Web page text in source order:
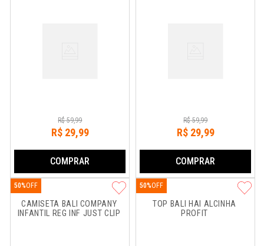
R$ 59,99
R$ 29,99
COMPRAR
R$ 59,99
R$ 29,99
COMPRAR
CAMISETA BALI COMPANY
INFANTIL REG INF JUST CLIP
50%
TOP BALI HAI ALCINHA
PROFIT
50%